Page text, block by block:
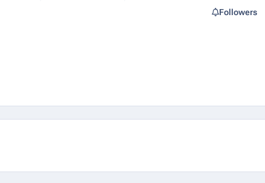
Followers